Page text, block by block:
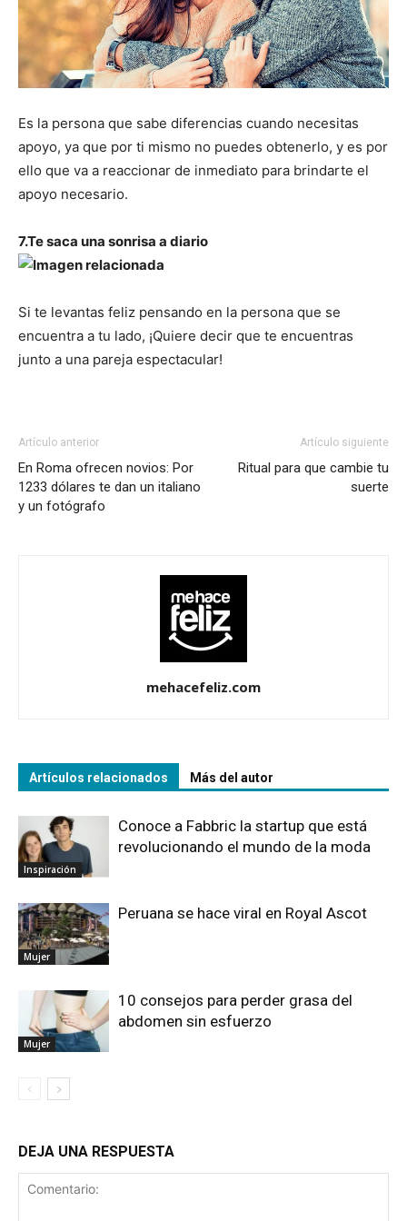
Es la persona que sabe diferencias cuando necesitas
apoyo, ya que por ti mismo no puedes obtenerlo, y es por
ello que va a reaccionar de inmediato para brindarte el
apoyo necesario.
7.Te saca una sonrisa a diario
Si te levantas feliz pensando en la persona que se
encuentra a tu lado, ¡Quiere decir que te encuentras
junto a una pareja espectacular!
Artículo anterior
En Roma ofrecen novios: Por
1233 dólares te dan un italiano
y un fotógrafo
Artículo siguiente
Ritual para que cambie tu
suerte
mehacefeliz.com
Artículos relacionados Más del autor
Inspiración
Conoce a Fabbric la startup que está
revolucionando el mundo de la moda
Mujer
Peruana se hace viral en Royal Ascot
Mujer
10 consejos para perder grasa del
abdomen sin esfuerzo
DEJA UNA RESPUESTA